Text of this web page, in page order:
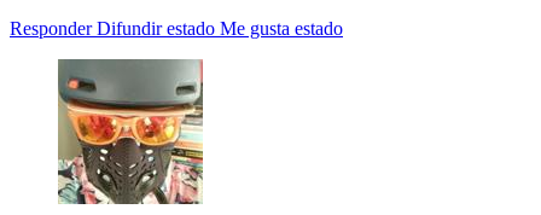
Responder Difundir estado Me gusta estado